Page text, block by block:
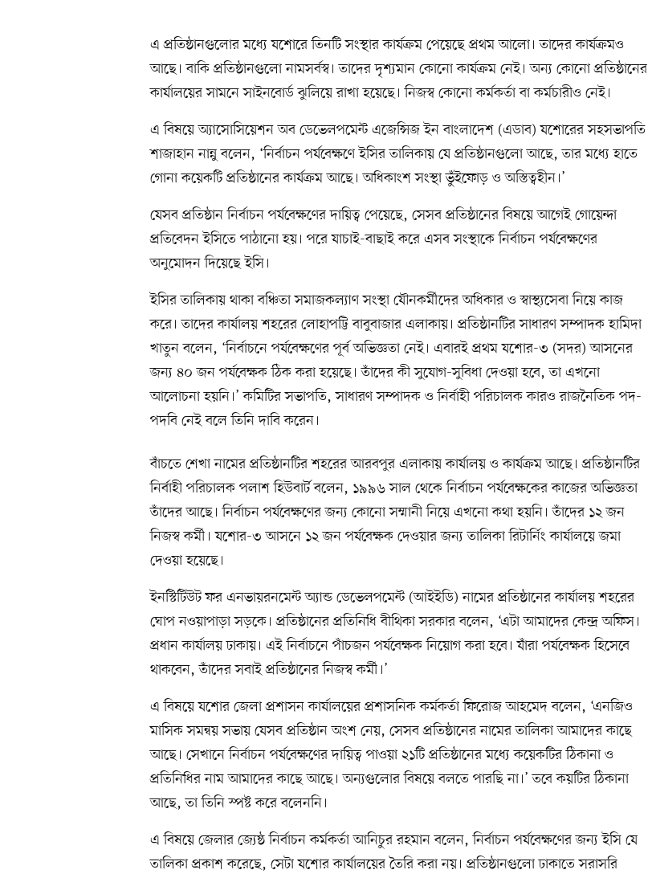
এ প্রতিষ্ঠানগুলোর মধ্যে যশোরে তিনটি সংস্থার কার্যক্রম পেয়েছে প্রথম আলো। তাদের কার্যক্রমও
আছে। বাকি প্রতিষ্ঠানগুলো নামসর্বস্ব। তাদের দৃশ্যমান কোনো কার্যক্রম নেই। অন্য কোনো প্রতিষ্ঠানের
কার্যালয়ের সামনে সাইনবোর্ড ঝুলিয়ে রাখা হয়েছে। নিজস্ব কোনো কর্মকর্তা বা কর্মচারীও নেই।
এ বিষয়ে অ্যাসোসিয়েশন অব ডেভেলপমেন্ট এজেন্সিজ ইন বাংলাদেশ (এডাব) যশোরের সহসভাপতি
শাজাহান নান্নু বলেন, ‘নির্বাচন পর্যবেক্ষণে ইসির তালিকায় যে প্রতিষ্ঠানগুলো আছে, তার মধ্যে হাতে
গোনা কয়েকটি প্রতিষ্ঠানের কার্যক্রম আছে। অধিকাংশ সংস্থা ভুঁইফোড় ও অস্তিত্বহীন।’
যেসব প্রতিষ্ঠান নির্বাচন পর্যবেক্ষণের দায়িত্ব পেয়েছে, সেসব প্রতিষ্ঠানের বিষয়ে আগেই গোয়েন্দা
প্রতিবেদন ইসিতে পাঠানো হয়। পরে যাচাই-বাছাই করে এসব সংস্থাকে নির্বাচন পর্যবেক্ষণের
অনুমোদন দিয়েছে ইসি।
ইসির তালিকায় থাকা বঞ্চিতা সমাজকল্যাণ সংস্থা যৌনকর্মীদের অধিকার ও স্বাস্থ্যসেবা নিয়ে কাজ
করে। তাদের কার্যালয় শহরের লোহাপট্টি বাবুবাজার এলাকায়। প্রতিষ্ঠানটির সাধারণ সম্পাদক হামিদা
খাতুন বলেন, ‘নির্বাচনে পর্যবেক্ষণের পূর্ব অভিজ্ঞতা নেই। এবারই প্রথম যশোর-৩ (সদর) আসনের
জন্য ৪০ জন পর্যবেক্ষক ঠিক করা হয়েছে। তাঁদের কী সুযোগ-সুবিধা দেওয়া হবে, তা এখনো
আলোচনা হয়নি।’ কমিটির সভাপতি, সাধারণ সম্পাদক ও নির্বাহী পরিচালক কারও রাজনৈতিক পদ-
পদবি নেই বলে তিনি দাবি করেন।
বাঁচতে শেখা নামের প্রতিষ্ঠানটির শহরের আরবপুর এলাকায় কার্যালয় ও কার্যক্রম আছে। প্রতিষ্ঠানটির
নির্বাহী পরিচালক পলাশ হিউবার্ট বলেন, ১৯৯৬ সাল থেকে নির্বাচন পর্যবেক্ষকের কাজের অভিজ্ঞতা
তাঁদের আছে। নির্বাচন পর্যবেক্ষণের জন্য কোনো সম্মানী নিয়ে এখনো কথা হয়নি। তাঁদের ১২ জন
নিজস্ব কর্মী। যশোর-৩ আসনে ১২ জন পর্যবেক্ষক দেওয়ার জন্য তালিকা রিটার্নিং কার্যালয়ে জমা
দেওয়া হয়েছে।
ইনস্টিটিউট ফর এনভায়রনমেন্ট অ্যান্ড ডেভেলপমেন্ট (আইইডি) নামের প্রতিষ্ঠানের কার্যালয় শহরের
ঘোপ নওয়াপাড়া সড়কে। প্রতিষ্ঠানের প্রতিনিধি বীথিকা সরকার বলেন, ‘এটা আমাদের কেন্দ্র অফিস।
প্রধান কার্যালয় ঢাকায়। এই নির্বাচনে পাঁচজন পর্যবেক্ষক নিয়োগ করা হবে। যাঁরা পর্যবেক্ষক হিসেবে
থাকবেন, তাঁদের সবাই প্রতিষ্ঠানের নিজস্ব কর্মী।’
এ বিষয়ে যশোর জেলা প্রশাসন কার্যালয়ের প্রশাসনিক কর্মকর্তা ফিরোজ আহমেদ বলেন, ‘এনজিও
মাসিক সমন্বয় সভায় যেসব প্রতিষ্ঠান অংশ নেয়, সেসব প্রতিষ্ঠানের নামের তালিকা আমাদের কাছে
আছে। সেখানে নির্বাচন পর্যবেক্ষণের দায়িত্ব পাওয়া ২১টি প্রতিষ্ঠানের মধ্যে কয়েকটির ঠিকানা ও
প্রতিনিধির নাম আমাদের কাছে আছে। অন্যগুলোর বিষয়ে বলতে পারছি না।’ তবে কয়টির ঠিকানা
আছে, তা তিনি স্পষ্ট করে বলেননি।
এ বিষয়ে জেলার জ্যেষ্ঠ নির্বাচন কর্মকর্তা আনিচুর রহমান বলেন, নির্বাচন পর্যবেক্ষণের জন্য ইসি যে
তালিকা প্রকাশ করেছে, সেটা যশোর কার্যালয়ের তৈরি করা নয়। প্রতিষ্ঠানগুলো ঢাকাতে সরাসরি